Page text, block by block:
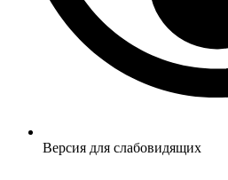
Версия для слабовидящих